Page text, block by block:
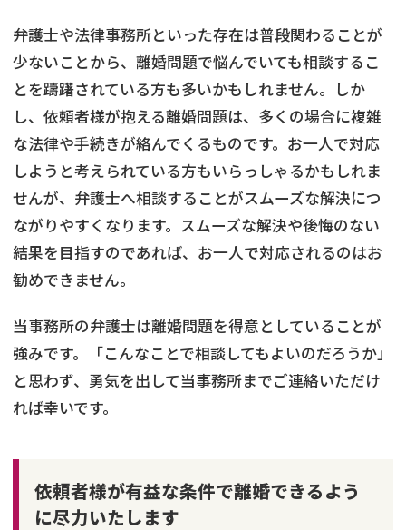
弁護士や法律事務所といった存在は普段関わることが
少ないことから、離婚問題で悩んでいても相談するこ
とを躊躇されている方も多いかもしれません。しか
し、依頼者様が抱える離婚問題は、多くの場合に複雑
な法律や手続きが絡んでくるものです。お一人で対応
しようと考えられている方もいらっしゃるかもしれま
せんが、弁護士へ相談することがスムーズな解決につ
ながりやすくなります。スムーズな解決や後悔のない
結果を目指すのであれば、お一人で対応されるのはお
勧めできません。
当事務所の弁護士は離婚問題を得意としていることが
強みです。「こんなことで相談してもよいのだろうか」
と思わず、勇気を出して当事務所までご連絡いただけ
れば幸いです。
依頼者様が有益な条件で離婚できるよう
に尽力いたします